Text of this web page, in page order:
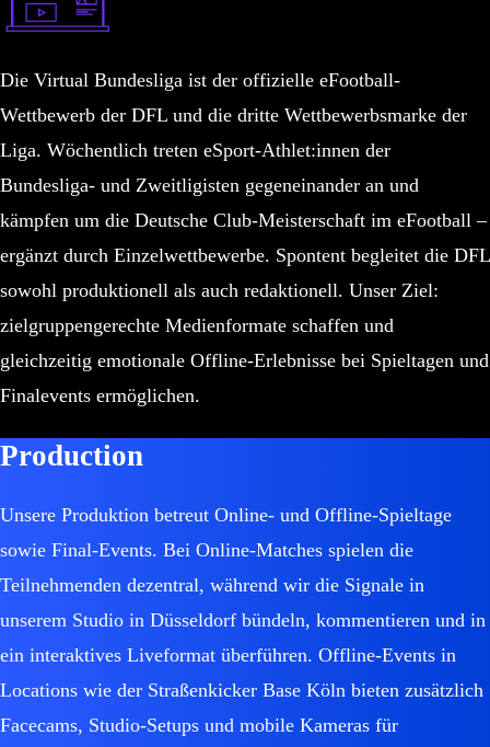
Die Virtual Bundesliga ist der offizielle eFootball-
Wettbewerb der DFL und die dritte Wettbewerbsmarke der
Liga. Wöchentlich treten eSport-Athlet:innen der
Bundesliga- und Zweitligisten gegeneinander an und
kämpfen um die Deutsche Club-Meisterschaft im eFootball –
ergänzt durch Einzelwettbewerbe. Spontent begleitet die DFL
sowohl produktionell als auch redaktionell. Unser Ziel:
zielgruppengerechte Medienformate schaffen und
gleichzeitig emotionale Offline-Erlebnisse bei Spieltagen und
Finalevents ermöglichen.
Production
Unsere Produktion betreut Online- und Offline-Spieltage
sowie Final-Events. Bei Online-Matches spielen die
Teilnehmenden dezentral, während wir die Signale in
unserem Studio in Düsseldorf bündeln, kommentieren und in
ein interaktives Liveformat überführen. Offline-Events in
Locations wie der Straßenkicker Base Köln bieten zusätzlich
Facecams, Studio-Setups und mobile Kameras für